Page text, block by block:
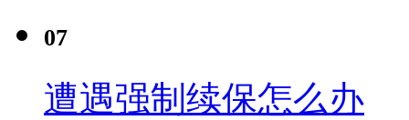
07
遭遇强制续保怎么办